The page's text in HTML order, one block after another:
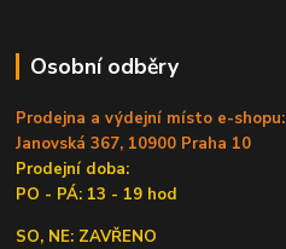
Osobní odběry
Prodejna a výdejní místo e-shopu:
Janovská 367, 10900 Praha 10
Prodejní doba:
PO - PÁ: 13 - 19 hod
SO, NE: ZAVŘENO